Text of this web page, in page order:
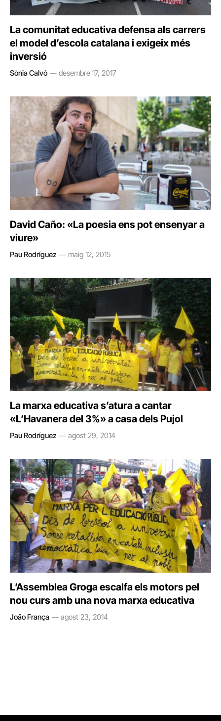
La comunitat educativa defensa als carrers
el model d’escola catalana i exigeix més
inversió
Sònia Calvó desembre 17, 2017
David Caño: «La poesia ens pot ensenyar a
viure»
Pau Rodríguez maig 12, 2015
La marxa educativa s’atura a cantar
«L’Havanera del 3%» a casa dels Pujol
Pau Rodríguez agost 29, 2014
L’Assemblea Groga escalfa els motors pel
nou curs amb una nova marxa educativa
João França agost 23, 2014